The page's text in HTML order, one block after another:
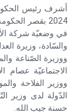
2024 بقصر
في وضعيّة شركة
والسّادة، وزيرة
ووزيرة الصّناعة
الاجتماعيّة عصام
ووزير الفلاحة
الدّولة لدى وزير
حسنة جيب الله.